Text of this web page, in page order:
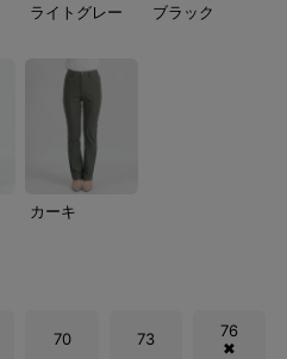
ライトグレー ブラック
カーキ
70 73
76
✖